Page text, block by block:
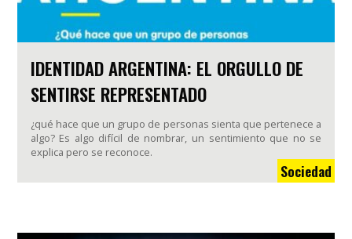
IDENTIDAD ARGENTINA: EL ORGULLO DE
SENTIRSE REPRESENTADO
¿qué hace que un grupo de personas sienta que pertenece a
algo? Es algo difícil de nombrar, un sentimiento que no se
explica pero se reconoce.
Sociedad